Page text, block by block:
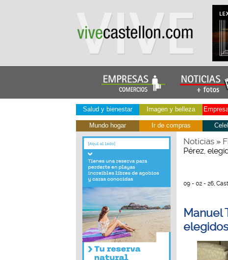
Salud y bienestar Imagen y belleza
Mundo hogar Ir de compras
Noticias»
Pérez,
09 - 02 - 26,
Manuel